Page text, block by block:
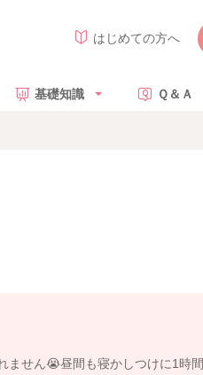
はじめての方へ
基礎知識 Ｑ＆Ａ
ません😭昼間も寝かしつけに1時